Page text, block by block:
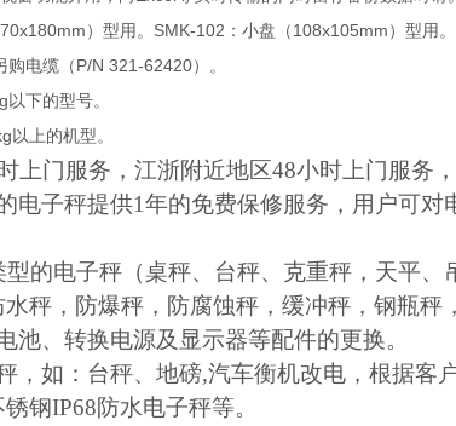
）型用。 SMK-102 ：小盘（ 108x105mm ）型用
购电缆（ P/N 321-62420）。
以下的型号。
以上的机型。
上门服务，江浙附近地区48小时上门服务
电子秤提供1年的免费保修服务，用户可
的电子秤（桌秤、台秤、克重秤，天平
秤，防爆秤，防腐蚀秤，缓冲秤，钢瓶
池、转换电源及显示器等配件的更换。
，如：台秤、地磅,汽车衡机改电，根据客
钢IP68防水电子秤等。